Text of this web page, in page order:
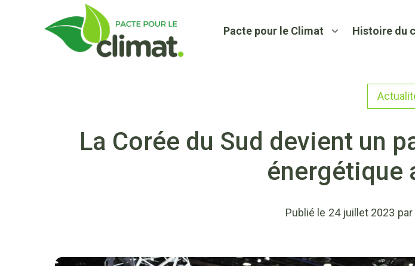
Pacte pour le Climat Histoire du
La Corée du Sud devient un
énergétique
Publié le 24 juillet 2023 par